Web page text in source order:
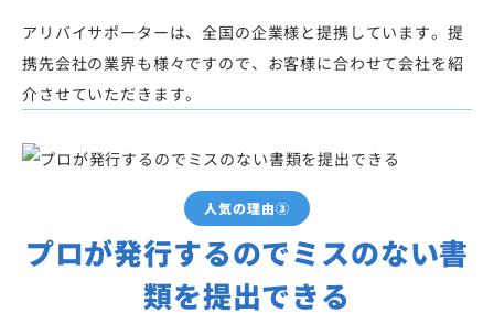
アリバイサポーターは、全国の企業様と提携しています。提
携先会社の業界も様々ですので、お客様に合わせて会社を紹
介させていただきます。
人気の理由③
プロが発行するのでミスのない書
類を提出できる